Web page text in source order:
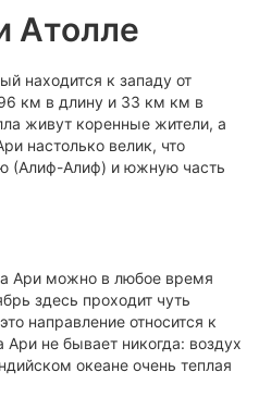
Атолле
находится к западу от
км в длину и 33 км км в
живут коренные жители, а
настолько велик, что
(Алиф-Алиф) и южную часть
Ари можно в любое время
здесь проходит чуть
направление относится к
не бывает никогда: воздух
океане очень теплая